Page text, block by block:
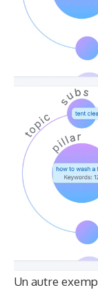
Un autre